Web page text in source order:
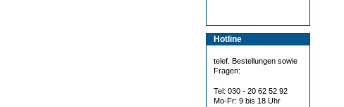
Hotline
telef. Bestellungen sowie
Fragen:
Tel: 030 - 20 62 52 92
Mo-Fr: 9 bis 18 Uhr